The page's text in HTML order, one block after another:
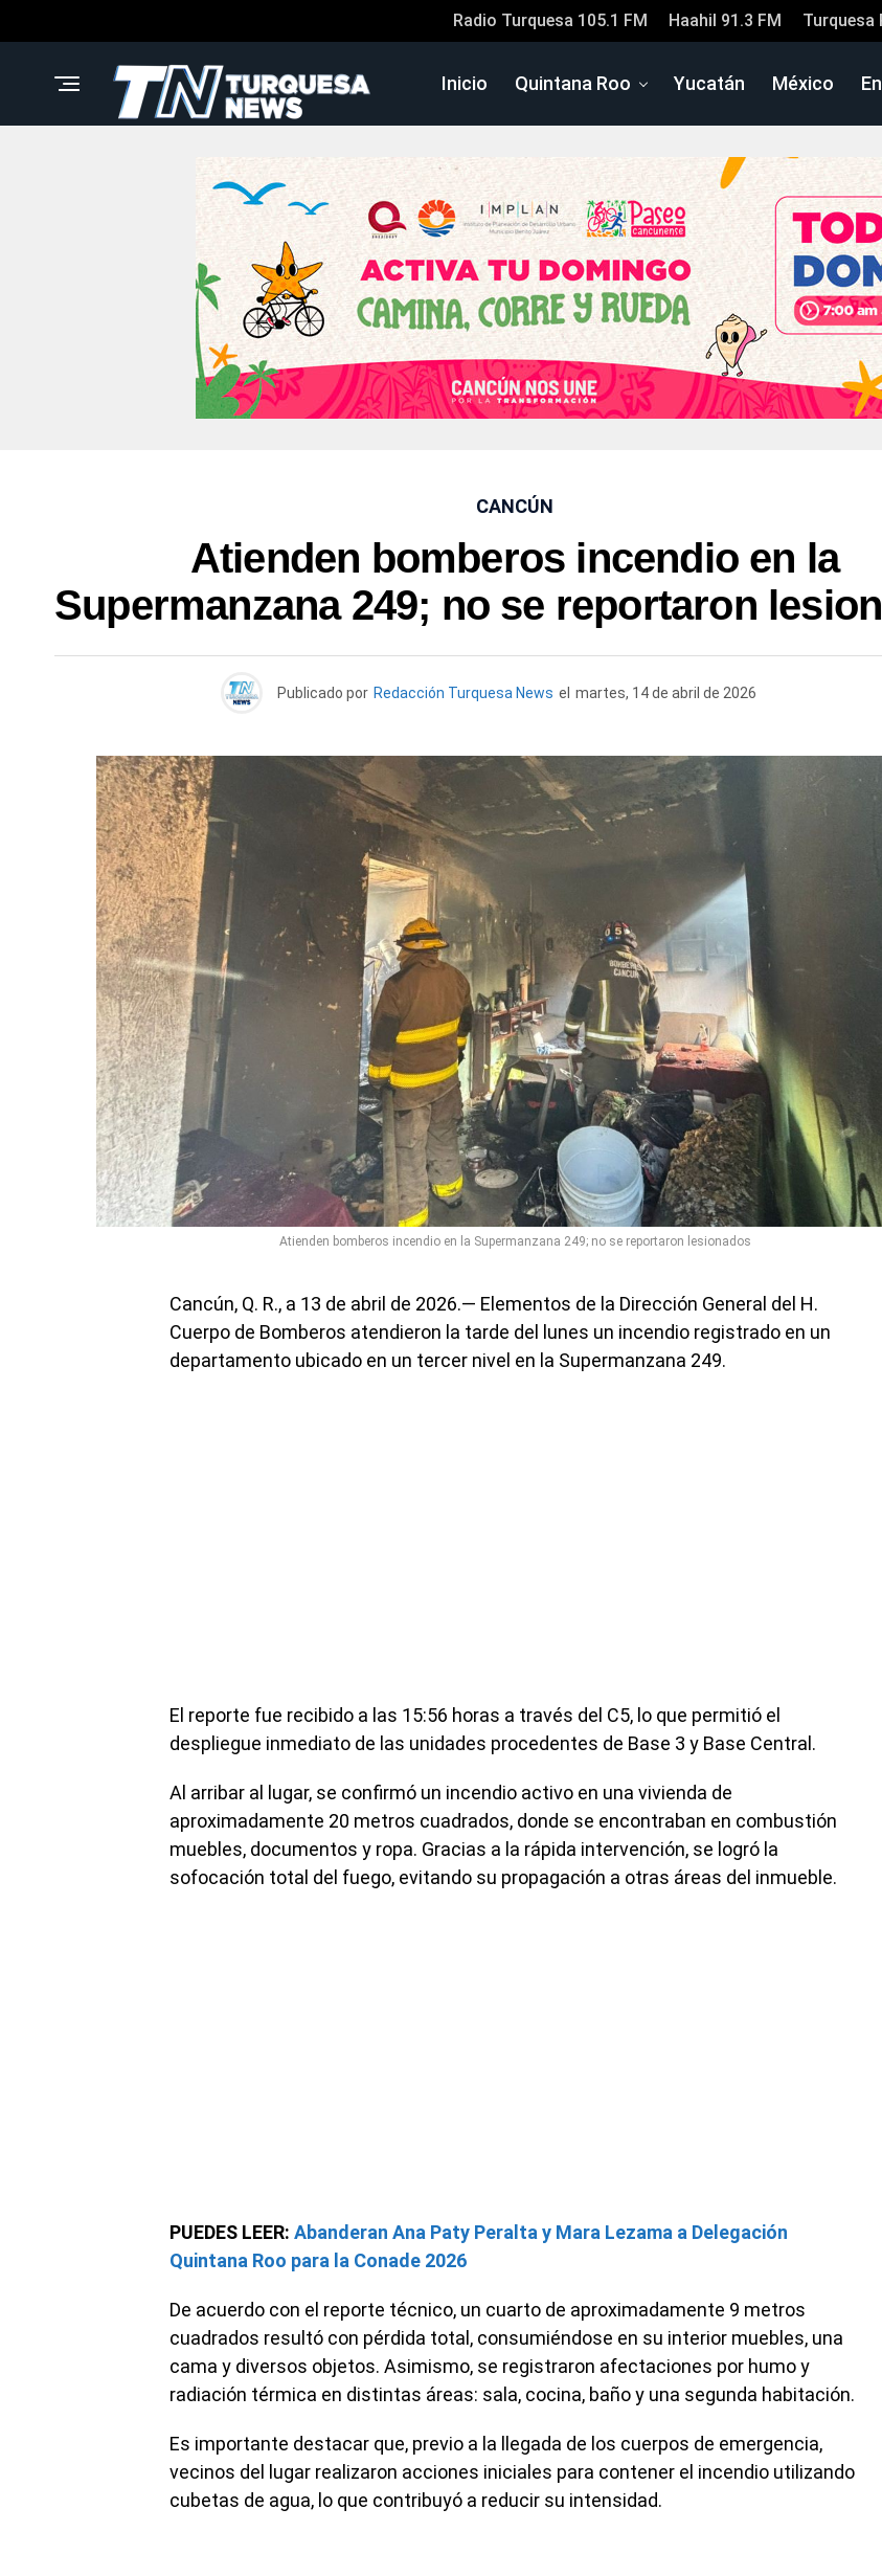
Radio Turquesa 105.1 FM Haahil 91.3 FM Turquesa
Inicio Quintana Roo Yucatán México
CANCÚN
Atienden bomberos incendio en la
Supermanzana 249; no se reportaron
Publicado por Redacción Turquesa News el martes, 14 de abril de 2026
Atienden bomberos incendio en la Supermanzana 249; no se reportaron lesionados
Cancún, Q. R., a 13 de abril de 2026.— Elementos de la Dirección General del H.
Cuerpo de Bomberos atendieron la tarde del lunes un incendio registrado en un
departamento ubicado en un tercer nivel en la Supermanzana 249.
El reporte fue recibido a las 15:56 horas a través del C5, lo que permitió el
despliegue inmediato de las unidades procedentes de Base 3 y Base Central.
Al arribar al lugar, se confirmó un incendio activo en una vivienda de
aproximadamente 20 metros cuadrados, donde se encontraban en combustión
muebles, documentos y ropa. Gracias a la rápida intervención, se logró la
sofocación total del fuego, evitando su propagación a otras áreas del inmueble.
PUEDES LEER: Abanderan Ana Paty Peralta y Mara Lezama a Delegación
Quintana Roo para la Conade 2026
De acuerdo con el reporte técnico, un cuarto de aproximadamente 9 metros
cuadrados resultó con pérdida total, consumiéndose en su interior muebles, una
cama y diversos objetos. Asimismo, se registraron afectaciones por humo y
radiación térmica en distintas áreas: sala, cocina, baño y una segunda habitación.
Es importante destacar que, previo a la llegada de los cuerpos de emergencia,
vecinos del lugar realizaron acciones iniciales para contener el incendio utilizando
cubetas de agua, lo que contribuyó a reducir su intensidad.